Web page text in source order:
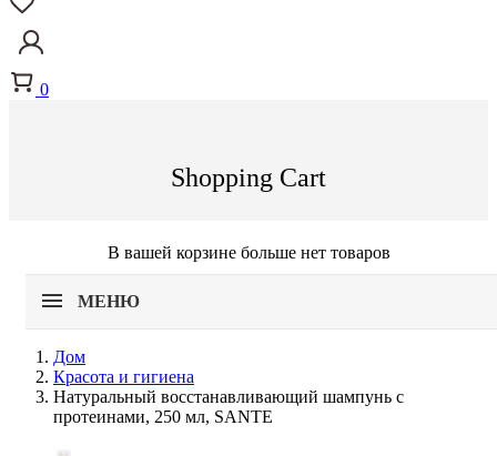
0
Shopping Cart
В вашей корзине больше нет товаров
МЕНЮ
Дом
Красота и гигиена
Натуральный восстанавливающий шампунь с
протеинами, 250 мл, SANTE